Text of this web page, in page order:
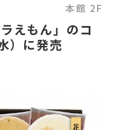
本館 2F
えもん」のコ
）に発売